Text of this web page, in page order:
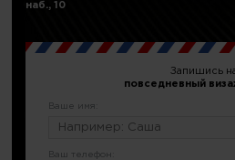
наб., 10
Запишись
повседневный
Ваше имя:
Ваш телефон: